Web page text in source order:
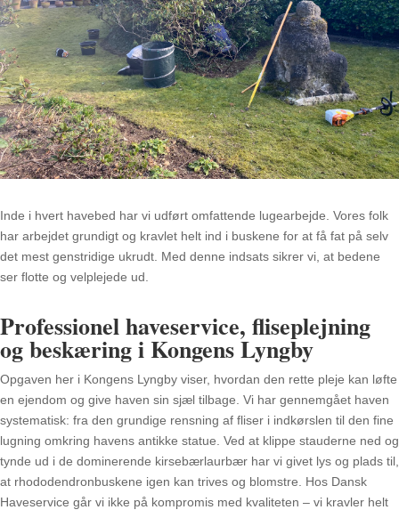
Inde i hvert havebed har vi udført omfattende lugearbejde. Vores folk
har arbejdet grundigt og kravlet helt ind i buskene for at få fat på selv
det mest genstridige ukrudt. Med denne indsats sikrer vi, at bedene
ser flotte og velplejede ud.
Professionel haveservice, fliseplejning
og beskæring i Kongens Lyngby
Opgaven her i Kongens Lyngby viser, hvordan den rette pleje kan løfte
en ejendom og give haven sin sjæl tilbage. Vi har gennemgået haven
systematisk: fra den grundige rensning af fliser i indkørslen til den fine
lugning omkring havens antikke statue. Ved at klippe stauderne ned og
tynde ud i de dominerende kirsebærlaurbær har vi givet lys og plads til,
at rhododendronbuskene igen kan trives og blomstre. Hos Dansk
Haveservice går vi ikke på kompromis med kvaliteten – vi kravler helt